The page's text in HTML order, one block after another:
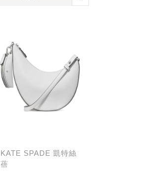
KATE SPADE 凱特絲
蓓